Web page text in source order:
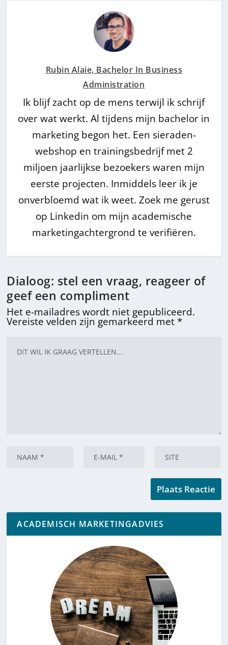
Rubin Alaie, Bachelor In Business
Administration
Ik blijf zacht op de mens terwijl ik schrijf
over wat werkt. Al tijdens mijn bachelor in
marketing begon het. Een sieraden-
webshop en trainingsbedrijf met 2
miljoen jaarlijkse bezoekers waren mijn
eerste projecten. Inmiddels leer ik je
onverbloemd wat ik weet. Zoek me gerust
op Linkedin om mijn academische
marketingachtergrond te verifiëren.
Dialoog: stel een vraag, reageer of
geef een compliment
Het e-mailadres wordt niet gepubliceerd.
Vereiste velden zijn gemarkeerd met *
ACADEMISCH MARKETINGADVIES